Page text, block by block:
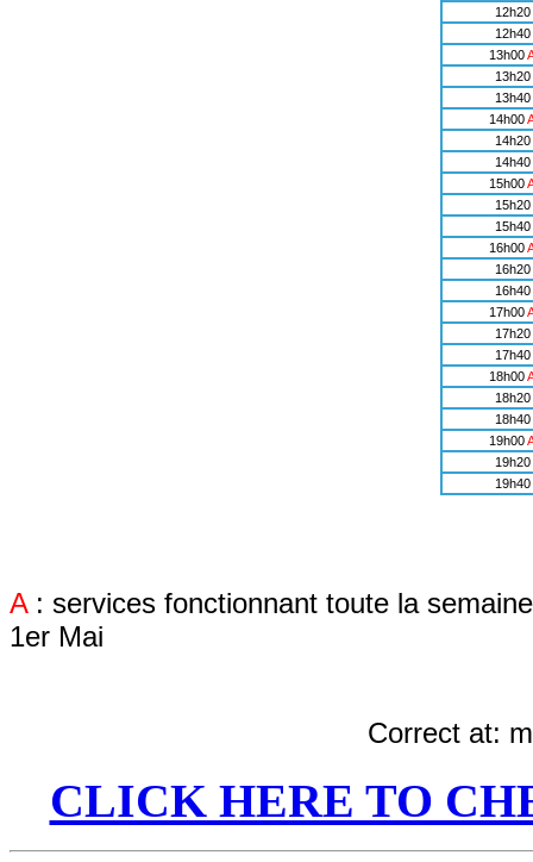
12h20
12h40
13h00
13h20
13h40
14h00
14h20
14h40
15h00
15h20
15h40
16h00
16h20
16h40
17h00
17h20
17h40
18h00
18h20
18h40
19h00
19h20
19h40
A: services fonctionnant toute la
1er Mai
Correct at:
CLICK HERE TO